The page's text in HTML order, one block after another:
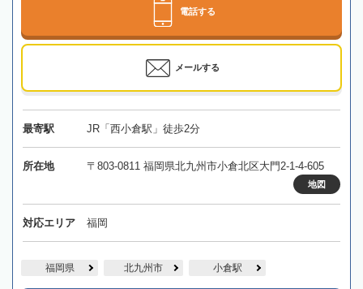
電話する
メールする
最寄駅 JR「西小倉駅」徒歩2分
所在地 〒803-0811 福岡県北九州市小倉北区大門2-1-4-605
地図
対応エリア 福岡
福岡県 北九州市 小倉駅